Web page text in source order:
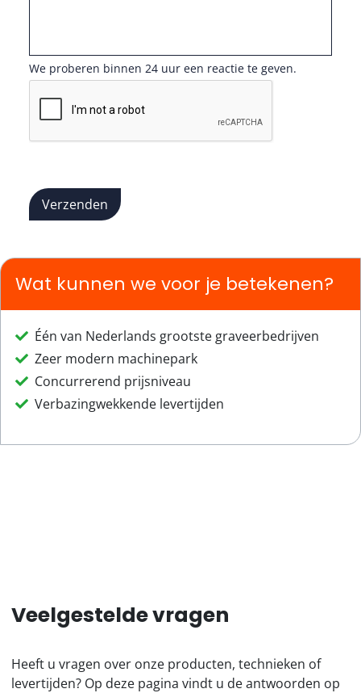
We proberen binnen 24 uur een reactie te geven.
Verzenden
Wat kunnen we voor je betekenen?
Één van Nederlands grootste graveerbedrijven
Zeer modern machinepark
Concurrerend prijsniveau
Verbazingwekkende levertijden
Veelgestelde vragen
Heeft u vragen over onze producten, technieken of
levertijden? Op deze pagina vindt u de antwoorden op